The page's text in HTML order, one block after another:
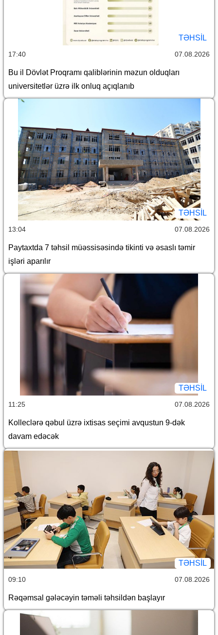
TƏHSIL
17:40 07.08.2026
Bu il Dövlət Proqramı qaliblərinin məzun olduqları
universitetlər üzrə ilk onluq açıqlanıb
TƏHSIL
13:04 07.08.2026
Paytaxtda 7 təhsil müəssisəsində tikinti və əsaslı təmir
işləri aparılır
TƏHSIL
11:25 07.08.2026
Kolleclərə qəbul üzrə ixtisas seçimi avqustun 9-dək
davam edəcək
TƏHSIL
09:10 07.08.2026
Rəqəmsal gələcəyin təməli təhsildən başlayır